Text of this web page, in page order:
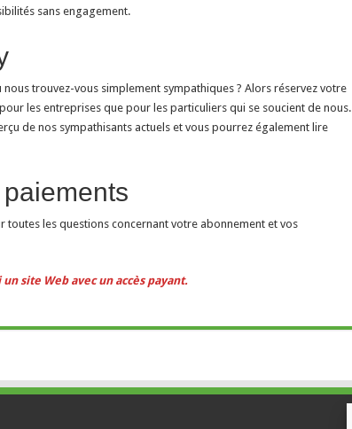
sans engagement.
nous trouvez-vous simplement sympathiques ? Alors réservez votre
les entreprises que pour les particuliers qui se soucient de nous.
de nos sympathisants actuels et vous pourrez également lire
toutes les questions concernant votre abonnement et vos
site Web avec un accès payant.